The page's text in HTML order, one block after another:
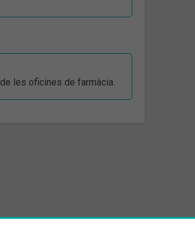
les oficines de farmàcia.